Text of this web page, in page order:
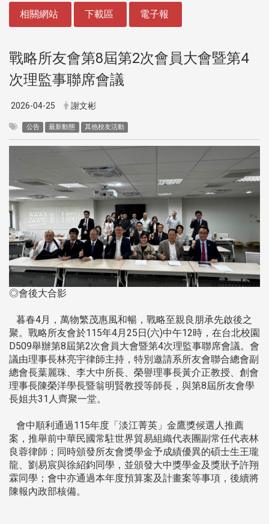
相關網站 下載區 電子報
戰略所友會第8屆第2次會員大會暨第4
次理監事聯席會議
2026-04-25 謝文彬
公告 最新動態 其他校友活動
◎會後大合影
暮春4月，萬物繁茂惠風和暢，戰略至親良朋承先啟後之
聚。戰略所友會於115年4月25日(六)中午12時，在台北校園
D509舉辦第8屆第2次會員大會暨第4次理監事聯席會議。會
議由理事長林亮宇律師主持，特別邀請系所友會聯合總會副
總會長葉麗珠、李大中所長、榮譽理事長黃介正教授、創會
理事長陳榮洋學長暨翁明賢教授等師長，與第8屆所友會學
長姐共31人齊聚一堂。
會中順利通過115年度「淡江菁英」金鷹獎候選人推薦
案，推舉前中華民國常駐世界貿易組織代表團副常任代表林
良蓉律師；同時頒發所友會獎學金予成績優異的碩士生王瓏
龍、劉易宸與徐紹鈞同學，並頒發大中獎學金及獎狀予許翔
霖同學；會中亦通過本年度預算案及計畫案等事項，後續將
陳報內政部核備。